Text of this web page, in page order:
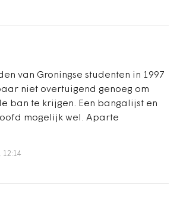
van Groningse studenten in 1997
niet overtuigend genoeg om
ban te krijgen. Een bangalijst en
mogelijk wel. Aparte